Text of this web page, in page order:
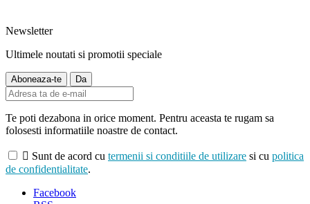
Newsletter
Ultimele noutati si promotii speciale
Te poti dezabona in orice moment. Pentru aceasta te rugam sa
folosesti informatiile noastre de contact.
 Sunt de acord cu termenii si conditiile de utilizare si cu politica
de confidentialitate.
Facebook